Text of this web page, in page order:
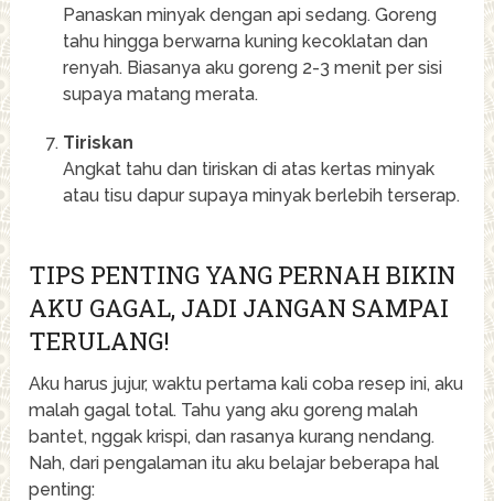
Panaskan minyak dengan api sedang. Goreng
tahu hingga berwarna kuning kecoklatan dan
renyah. Biasanya aku goreng 2-3 menit per sisi
supaya matang merata.
Tiriskan
Angkat tahu dan tiriskan di atas kertas minyak
atau tisu dapur supaya minyak berlebih terserap.
TIPS PENTING YANG PERNAH BIKIN
AKU GAGAL, JADI JANGAN SAMPAI
TERULANG!
Aku harus jujur, waktu pertama kali coba resep ini, aku
malah gagal total. Tahu yang aku goreng malah
bantet, nggak krispi, dan rasanya kurang nendang.
Nah, dari pengalaman itu aku belajar beberapa hal
penting: